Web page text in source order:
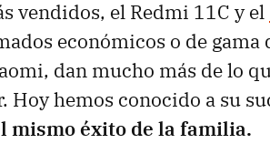
vendidos, el Redmi 11C y el
económicos o de gama
dan mucho más de lo
Hoy hemos conocido a su
mismo éxito de la familia.